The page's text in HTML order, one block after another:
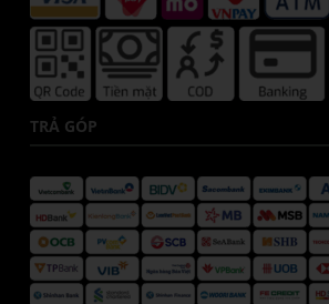
TRẢ GÓP